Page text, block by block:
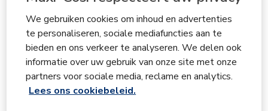
We gebruiken cookies om inhoud en advertenties
te personaliseren, sociale mediafuncties aan te
bieden en ons verkeer te analyseren. We delen ook
informatie over uw gebruik van onze site met onze
partners voor sociale media, reclame en analytics.
Lees ons cookiebeleid.